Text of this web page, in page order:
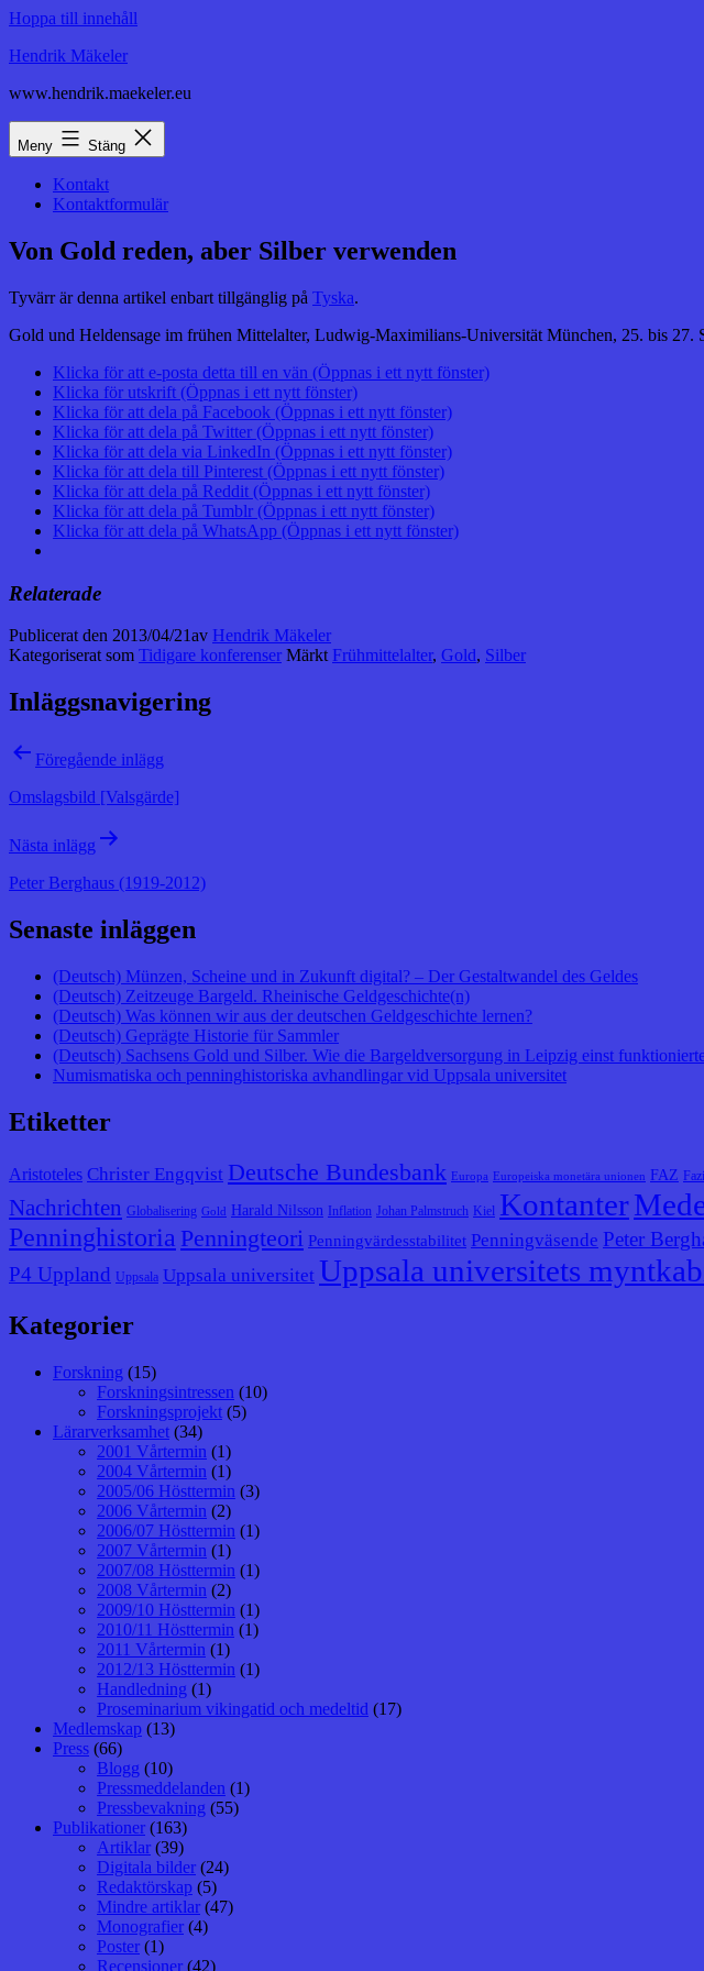
Hoppa till innehåll
Hendrik Mäkeler
www.hendrik.maekeler.eu
Meny Stäng
Kontakt
Kontaktformulär
Von Gold reden, aber Silber verwenden
Tyvärr är denna artikel enbart tillgänglig på Tyska.
Gold und Heldensage im frühen Mittelalter, Ludwig-Maximilians-Universität München, 25. bis 27.
Klicka för att e-posta detta till en vän (Öppnas i ett nytt fönster)
Klicka för utskrift (Öppnas i ett nytt fönster)
Klicka för att dela på Facebook (Öppnas i ett nytt fönster)
Klicka för att dela på Twitter (Öppnas i ett nytt fönster)
Klicka för att dela via LinkedIn (Öppnas i ett nytt fönster)
Klicka för att dela till Pinterest (Öppnas i ett nytt fönster)
Klicka för att dela på Reddit (Öppnas i ett nytt fönster)
Klicka för att dela på Tumblr (Öppnas i ett nytt fönster)
Klicka för att dela på WhatsApp (Öppnas i ett nytt fönster)
Relaterade
Publicerat den 2013/04/21av Hendrik Mäkeler
Kategoriserat som Tidigare konferenser Märkt Frühmittelalter, Gold, Silber
Inläggsnavigering
Föregående inlägg
Omslagsbild [Valsgärde]
Nästa inlägg
Peter Berghaus (1919-2012)
Senaste inläggen
(Deutsch) Münzen, Scheine und in Zukunft digital? – Der Gestaltwandel des Geldes
(Deutsch) Zeitzeuge Bargeld. Rheinische Geldgeschichte(n)
(Deutsch) Was können wir aus der deutschen Geldgeschichte lernen?
(Deutsch) Geprägte Historie für Sammler
(Deutsch) Sachsens Gold und Silber. Wie die Bargeldversorgung in Leipzig einst
Numismatiska och penninghistoriska avhandlingar vid Uppsala universitet
Etiketter
Aristoteles Christer Engqvist Deutsche Bundesbank Europa Europeiska monetära unionen FAZ
Nachrichten Globalisering Gold Harald Nilsson Inflation Johan Palmstruch Kiel Kontanter
Penninghistoria Penningteori Penningvärdesstabilitet Penningväsende Peter
P4 Uppland Uppsala Uppsala universitet Uppsala universitets
Kategorier
Forskning (15)
Forskningsintressen (10)
Forskningsprojekt (5)
Lärarverksamhet (34)
2001 Vårtermin (1)
2004 Vårtermin (1)
2005/06 Hösttermin (3)
2006 Vårtermin (2)
2006/07 Hösttermin (1)
2007 Vårtermin (1)
2007/08 Hösttermin (1)
2008 Vårtermin (2)
2009/10 Hösttermin (1)
2010/11 Hösttermin (1)
2011 Vårtermin (1)
2012/13 Hösttermin (1)
Handledning (1)
Proseminarium vikingatid och medeltid (17)
Medlemskap (13)
Press (66)
Blogg (10)
Pressmeddelanden (1)
Pressbevakning (55)
Publikationer (163)
Artiklar (39)
Digitala bilder (24)
Redaktörskap (5)
Mindre artiklar (47)
Monografier (4)
Poster (1)
Recensioner (42)